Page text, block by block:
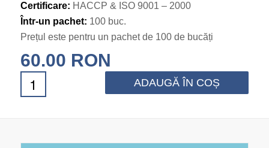
Certificare: HACCP & ISO 9001 – 2000
Într-un pachet: 100 buc.
Prețul este pentru un pachet de 100 de bucăți
60.00 RON
ADAUGĂ ÎN COȘ